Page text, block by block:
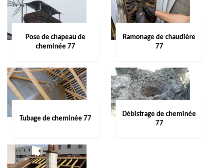
Pose de chapeau de
cheminée 77
Ramonage de chaudière
77
Tubage de cheminée 77
Débistrage de cheminée
77